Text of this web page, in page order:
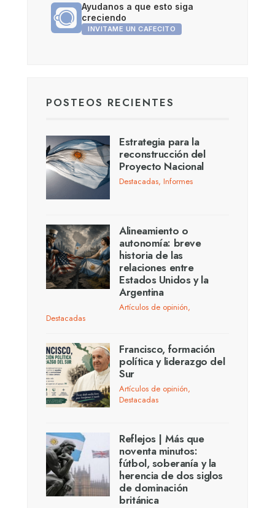
Ayudanos a que esto siga
creciendo
INVITAME UN CAFECITO
POSTEOS RECIENTES
Estrategia para la
reconstrucción del
Proyecto Nacional
Destacadas, Informes
Alineamiento o
autonomía: breve
historia de las
relaciones entre
Estados Unidos y la
Argentina
Artículos de opinión,
Destacadas
Francisco, formación
política y liderazgo del
Sur
Artículos de opinión,
Destacadas
Reflejos | Más que
noventa minutos:
fútbol, soberanía y la
herencia de dos siglos
de dominación
británica